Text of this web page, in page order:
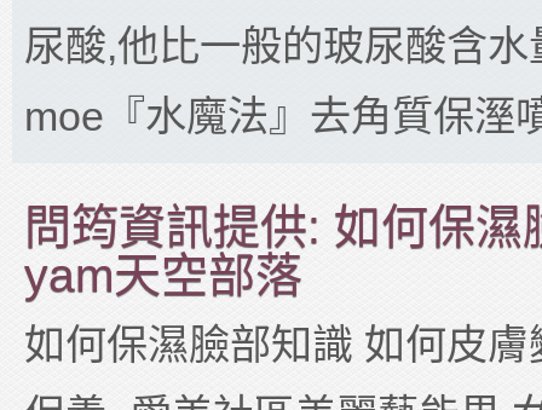
尿酸,他比一般的玻尿酸含
moe『水魔法』去角質保溼
問筠資訊提供: 如何保
yam天空部落
如何保濕臉部知識 如何皮